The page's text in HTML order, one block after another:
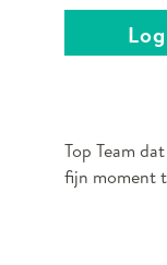
Top Team
fijn moment